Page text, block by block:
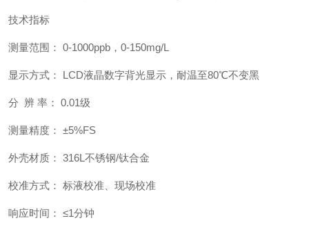
技术指标
测量范围： 0-1000ppb，0-150mg/L
显示方式： LCD液晶数字背光显示，耐温至80℃不变黑
分 辨 率： 0.01级
测量精度： ±5%FS
外壳材质： 316L不锈钢/钛合金
校准方式： 标液校准、现场校准
响应时间： ≤1分钟